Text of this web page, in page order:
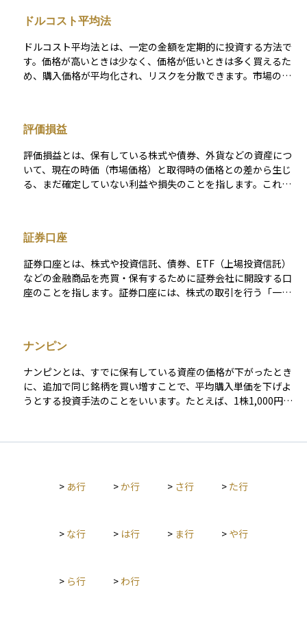
握するうえでとても大切で、買ったときの価格（取得単価）と
比較することで、利益が出たのか損をしたのかが明確になりま
す。
ドルコスト平均法
ドルコスト平均法とは、一定の金額を定期的に投資する方法で
す。価格が高いときは少なく、価格が低いときは多く買えるた
め、購入価格が平均化され、リスクを分散できます。市場のタ
評価損益
評価損益とは、保有している株式や債券、外貨などの資産につ
いて、現在の時価（市場価格）と取得時の価格との差から生じ
る、まだ確定していない利益や損失のことを指します。これは
ば、評価益が20万円あるということになります。逆に、時価が
80万円に下がっていれば、評価損が20万円あるという状態で
す。ただし、これらはあくまで**「いま売れば得られる／損す
る可能性がある」金額**であり、将来の相場変動によって増減
する可能性があります。 企業の決算書などでは、評価損益を財
なる場合があります。個人投資家にとっても、資産の実態を把
す。
証券口座
証券口座とは、株式や投資信託、債券、ETF（上場投資信託）
などの金融商品を売買・保有するために証券会社に開設する口
座のことを指します。証券口座には、株式の取引を行う「一般
ことが可能になります。特定口座（源泉徴収あり）を選択する
と、証券会社が税金の計算と納税を代行してくれるため、確定
申告の手間を省くことができます。一方、NISA口座では一定額
までの投資利益が非課税となるメリットがあります。 なお、iD
eCo（個人型確定拠出年金）口座も投資信託などを運用できる
ナンピン
ナンピンとは、すでに保有している資産の価格が下がったとき
に、追加で同じ銘柄を買い増すことで、平均購入単価を下げよ
うとする投資手法のことをいいます。たとえば、1株1,000円で
損失を回収しやすくなるメリットがありますが、一方で下落が
上級者向けの戦略とされることが多く、初心者が無計画に行う
> あ行 >か行 > さ行 > た行
> な行 > は行 > ま行 > や行
> ら行 > わ行